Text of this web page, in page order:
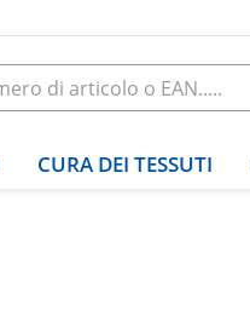
CURA DEI TESSUTI